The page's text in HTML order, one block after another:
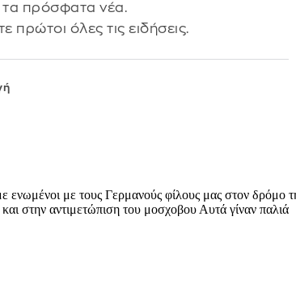
τα πρόσφατα νέα.
πρώτοι όλες τις ειδήσεις.